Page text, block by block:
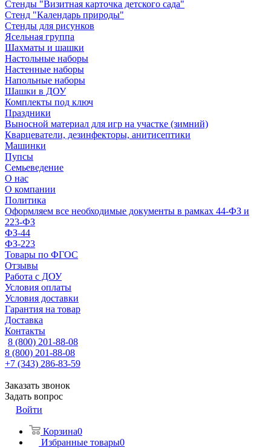
Стенды "Визитная карточка детского сада"
Стенд "Календарь природы"
Стенды для рисунков
Ясельная группа
Шахматы и шашки
Настольные наборы
Настенные наборы
Напольные наборы
Шашки в ДОУ
Комплекты под ключ
Праздники
Выносной материал для игр на участке (зимний)
Кварцеватели, дезинфекторы, анитисептики
Машинки
Пупсы
Семьеведение
О нас
О компании
Политика
Оформляем все необходимые документы в рамках 44-ФЗ и
223-ФЗ
ФЗ-44
ФЗ-223
Товары по ФГОС
Отзывы
Работа с ДОУ
Условия оплаты
Условия доставки
Гарантия на товар
Доставка
Контакты
8 (800) 201-88-08
8 (800) 201-88-08
+7 (343) 286-83-59
Заказать звонок
Задать вопрос
Войти
Корзина0
Избранные товары0